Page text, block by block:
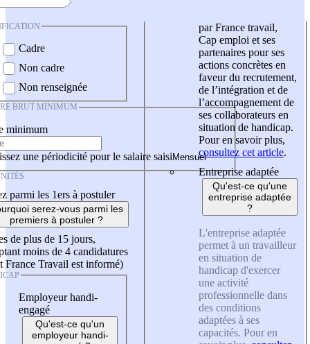
Cadre
Non cadre
Non renseignée
BRUT MINIMUM
minimum
une périodicité pour le salaire saisi
parmi les 1ers à postuler
serez-vous parmi les
premiers à postuler ?
de plus de 15 jours,
moins de 4 candidatures
France Travail est informé)
Employeur handi-
engagé
Qu'est-ce qu'un
employeur handi-
par France travail,
Cap emploi et ses
partenaires pour ses
actions concrètes en
faveur du recrutement,
de l’intégration et de
l’accompagnement de
ses collaborateurs en
situation de handicap.
Pour en savoir plus,
consultez cet article.
Entreprise adaptée
Qu'est-ce qu'une
entreprise adaptée
?
L'entreprise adaptée
permet à un travailleur
en situation de
handicap d'exercer
une activité
professionnelle dans
des conditions
adaptées à ses
capacités. Pour en